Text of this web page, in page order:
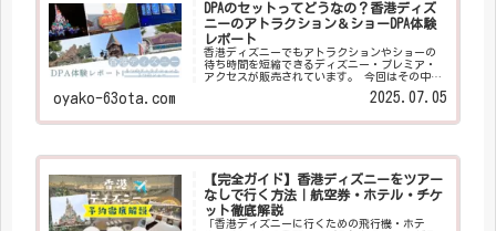
DPAのセットってどうなの？香港ディズ
ニーのアトラクション＆ショーDPA体験
レポート
香港ディズニーでもアトラクションやショーの
待ち時間を短縮できるディズニー・プレミア・
アクセスが販売されています。 今回はその中で
も、８つのアトラクションの待ち時間短縮＆３
つのショーを優先で鑑賞できるセットを実際に
oyako-63ota.com 2025.07.05
【完全ガイド】香港ディズニーをツアー
なしで行く方法｜航空券・ホテル・チケ
ット徹底解説
「香港ディズニーに行くための飛行機・ホテ